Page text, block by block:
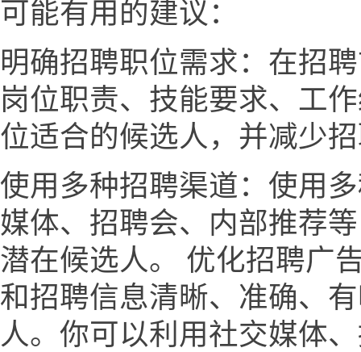
可能有用的建议：
明确招聘职位需求：在招
岗位职责、技能要求、工
位适合的候选人，并减少
使用多种招聘渠道：使用
媒体、招聘会、内部推荐
潜在候选人。 优化招聘广
和招聘信息清晰、准确、
人。你可以利用社交媒体